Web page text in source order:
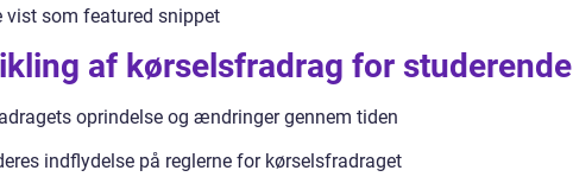
som featured snippet
af kørselsfradrag for studerende
oprindelse og ændringer gennem tiden
indflydelse på reglerne for kørselsfradraget